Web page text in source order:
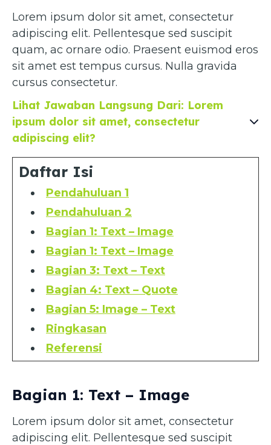
Lorem ipsum dolor sit amet, consectetur
adipiscing elit. Pellentesque sed suscipit
quam, ac ornare odio. Praesent euismod eros
sit amet est tempus cursus. Nulla gravida
cursus consectetur.
Lihat Jawaban Langsung Dari: Lorem
ipsum dolor sit amet, consectetur
adipiscing elit?
Daftar Isi
Pendahuluan 1
Pendahuluan 2
Bagian 1: Text – Image
Bagian 1: Text – Image
Bagian 3: Text – Text
Bagian 4: Text – Quote
Bagian 5: Image – Text
Ringkasan
Referensi
Bagian 1: Text – Image
Lorem ipsum dolor sit amet, consectetur
adipiscing elit. Pellentesque sed suscipit